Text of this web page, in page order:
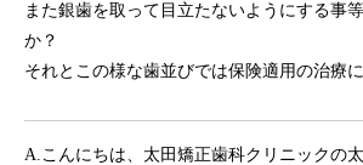
また銀歯を取って目立たないようにする事
か？
それとこの様な歯並びでは保険適用の治療
A.こんにちは、太田矯正歯科クリニックの太